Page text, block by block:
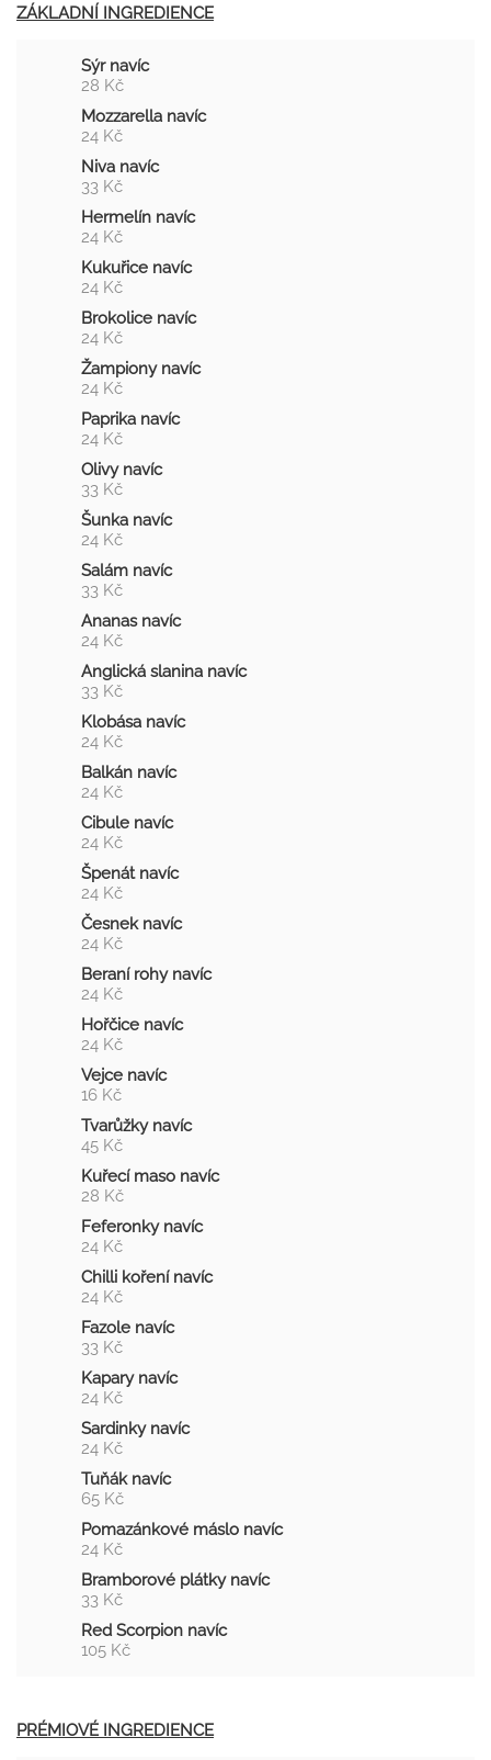
ZÁKLADNÍ INGREDIENCE
Sýr navíc
28 Kč
Mozzarella navíc
24 Kč
Niva navíc
33 Kč
Hermelín navíc
24 Kč
Kukuřice navíc
24 Kč
Brokolice navíc
24 Kč
Žampiony navíc
24 Kč
Paprika navíc
24 Kč
Olivy navíc
33 Kč
Šunka navíc
24 Kč
Salám navíc
33 Kč
Ananas navíc
24 Kč
Anglická slanina navíc
33 Kč
Klobása navíc
24 Kč
Balkán navíc
24 Kč
Cibule navíc
24 Kč
Špenát navíc
24 Kč
Česnek navíc
24 Kč
Beraní rohy navíc
24 Kč
Hořčice navíc
24 Kč
Vejce navíc
16 Kč
Tvarůžky navíc
45 Kč
Kuřecí maso navíc
28 Kč
Feferonky navíc
24 Kč
Chilli koření navíc
24 Kč
Fazole navíc
33 Kč
Kapary navíc
24 Kč
Sardinky navíc
24 Kč
Tuňák navíc
65 Kč
Pomazánkové máslo navíc
24 Kč
Bramborové plátky navíc
33 Kč
Red Scorpion navíc
105 Kč
PRÉMIOVÉ INGREDIENCE